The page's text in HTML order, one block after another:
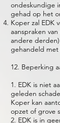
ondeskundige
gehad op het
Koper zal EDK
aanspraken
andere
gehandeld met
12. Beperking
1. EDK is niet
geleden
Koper kan
opzet of grove
2. EDK is in